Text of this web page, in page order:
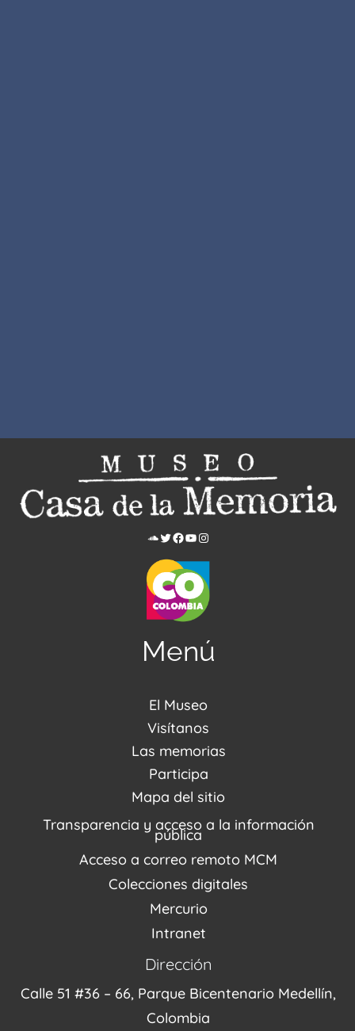
Menú
El Museo
Acerca de nosotros
Noticias
PQRSDF
Visítanos
Visítanos
Reserva tus espacios
Agenda / Programación
Recorridos Virtuales
Las memorias
Centro de Recursos
Repositorio (MUSEO / CASA / MEMORIA)
Narrativas del conflicto
Proyectos
Enlaces de memorias
Fondo Editorial
Participa
Estímulos
Mapa del sitio
Transparencia y acceso a la información
pública
Acceso a correo remoto MCM
Colecciones digitales
Mercurio
Intranet
Dirección
Calle 51 #36 – 66, Parque Bicentenario Medellín,
Colombia